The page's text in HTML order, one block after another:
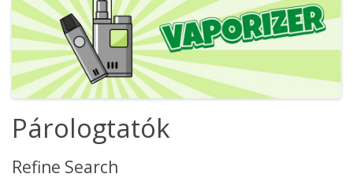
Párologtatók
Refine Search